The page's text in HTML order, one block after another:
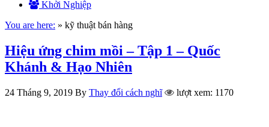
Khởi Nghiệp
You are here: » kỹ thuật bán hàng
Hiệu ứng chim mồi – Tập 1 – Quốc
Khánh & Hạo Nhiên
24 Tháng 9, 2019 By Thay đổi cách nghĩ lượt xem: 1170